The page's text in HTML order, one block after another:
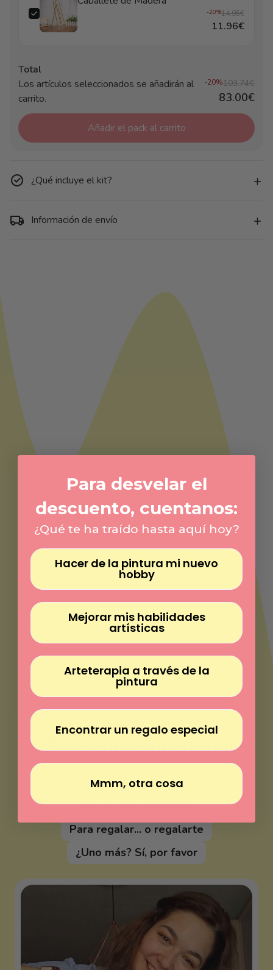
-20%14.95€
11.96€
Total
Los artículos seleccionados se añadirán al
carrito.
-20%103.74€
83.00€
Añadir el pack al carrito
¿Qué incluye el kit?
Información de envío
Mucho más que pintar
Pinta sin experiencia
Paz en cada pincelada
Para regalar... o regalarte
¿Uno más? Sí, por favor
Para desvelar el
descuento, cuentanos:
¿Qué te ha traído hasta aquí hoy?
Hacer de la pintura mi nuevo
hobby
Mejorar mis habilidades
artísticas
Arteterapia a través de la
pintura
Encontrar un regalo especial
Mmm, otra cosa